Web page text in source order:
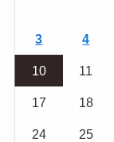
3 4
10 11
17 18
24 25